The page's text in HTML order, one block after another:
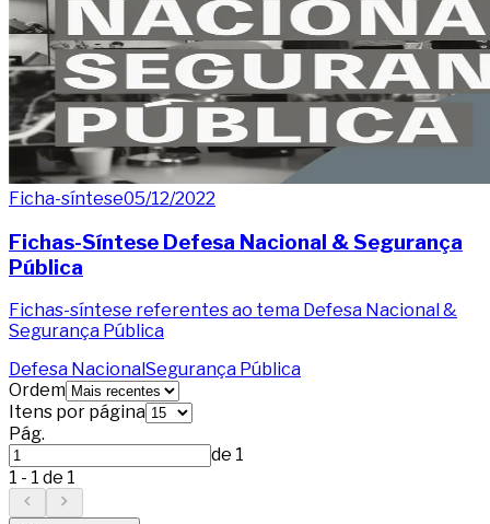
Ficha-síntese05/12/2022
Fichas-Síntese Defesa Nacional & Segurança
Pública
Fichas-síntese referentes ao tema Defesa Nacional &
Segurança Pública
Defesa Nacional Segurança Pública
Ordem
Itens por página
Pág.
de 1
1 - 1 de 1